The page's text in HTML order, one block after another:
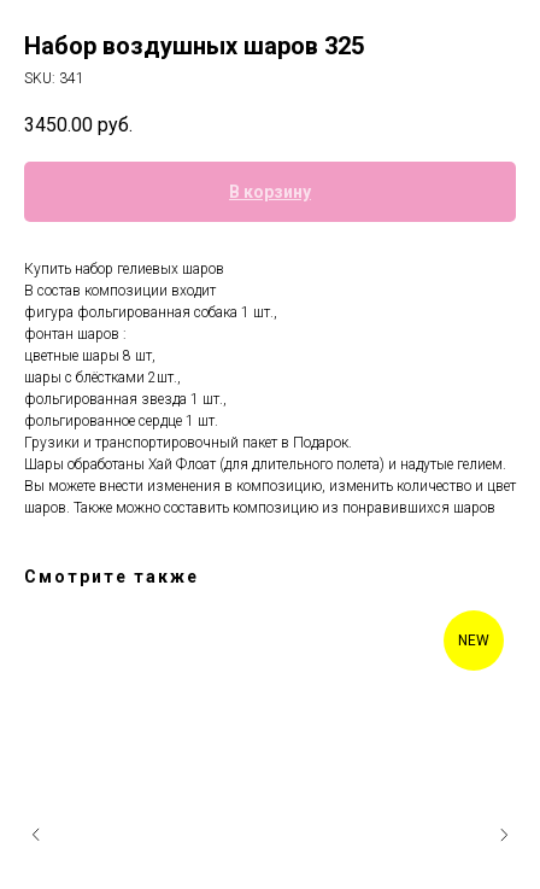
Набор воздушных шаров 325
SKU: 341
3450.00 руб.
В корзину
Купить набор гелиевых шаров
В состав композиции входит
фигура фольгированная собака 1 шт.,
фонтан шаров :
цветные шары 8 шт,
шары с блёстками 2шт.,
фольгированная звезда 1 шт.,
фольгированное сердце 1 шт.
Грузики и транспортировочный пакет в Подарок.
Шары обработаны Хай Флоат (для длительного полета) и надутые гелием.
Вы можете внести изменения в композицию, изменить количество и цвет
шаров. Также можно составить композицию из понравившихся шаров
Смотрите также
NEW